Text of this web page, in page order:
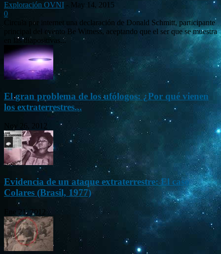
Exploración OVNI - May 14, 2015
0
Circula por internet una declaración de Donald Schmitt, participante
principal del evento Be Witness, aceptando que el ser que se muestra
en las diapositivas...
El gran problema de los ufólogos: ¿Por qué vienen
los extraterrestres...
Nov 26, 2012
Evidencia de un ataque extraterrestre: El caso
Colares (Brasil, 1977)
Ene 21, 2012